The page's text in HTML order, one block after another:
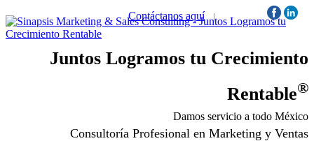
Contáctanos aquí | Síguenos:
Juntos Logramos tu Crecimiento
Rentable®
Damos servicio a todo México
Consultoría Profesional en Marketing y Ventas